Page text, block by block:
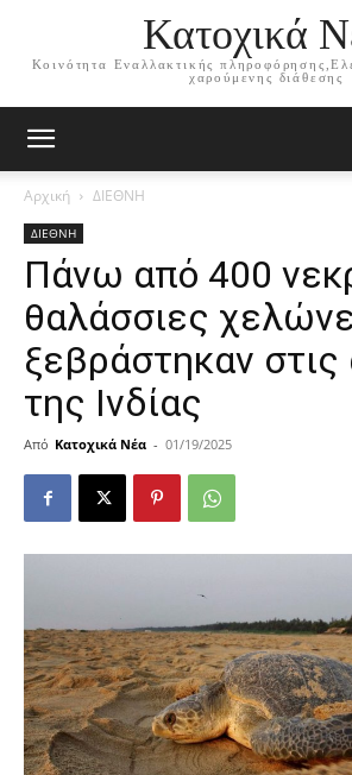
Κατοχικά
Κοινότητα Εναλλακτικής
χαρούμενης διάθεσης
Αρχική ΔΙΕΘΝΗ
ΔΙΕΘΝΗ
Πάνω από 400
θαλάσσιες
ξεβράστηκαν στις
της Ινδίας
Από Κατοχικά Νέα - 01/19/2025